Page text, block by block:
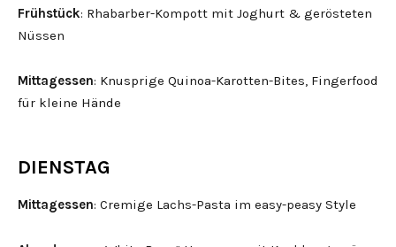
Frühstück: Rhabarber-Kompott mit Joghurt & gerösteten
Nüssen
Mittagessen: Knusprige Quinoa-Karotten-Bites, Fingerfood
für kleine Hände
DIENSTAG
Mittagessen: Cremige Lachs-Pasta im easy-peasy Style